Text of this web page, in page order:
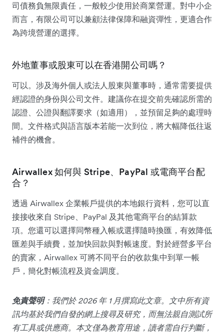
司債務負無限責任，一般較少使用於商業營運。對中小企
而言，有限公司可以兼顧法律保障和融資彈性，更適合作
為跨境營運的選擇。
外地董事或股東可以在香港開公司嗎？
可以。涉及海外個人或法人股東與董事時，通常需要提供
經認證的身份與公司文件。建議你在提交前先確認所需的
認證、公證與翻譯要求（如適用），並預留足夠的處理時
間。文件格式與語言版本若能一次到位，將大幅降低往返
補件的機會。
Airwallex 如何與 Stripe、PayPal 或電商平台配
合？
透過 Airwallex 企業帳戶提供的本地銀行資料，您可以直
接接收來自 Stripe、PayPal 及其他電商平台的結算款
項。您還可以選擇同幣種入帳或選擇隨時換匯，有效降低
匯差與手續費，並加快回款與對帳速度。對於經營多平台
的賣家，Airwallex 可將不同平台的收款集中到單一帳
戶，簡化對帳流程及資金調度。
免責聲明：我們於 2026 年 1 月撰寫此文章。文中所有資
訊均基於我們自發的網上搜尋及研究，而無法親自測試所
有工具或供應商。本文僅為教育用途，讀者需自行判斷，